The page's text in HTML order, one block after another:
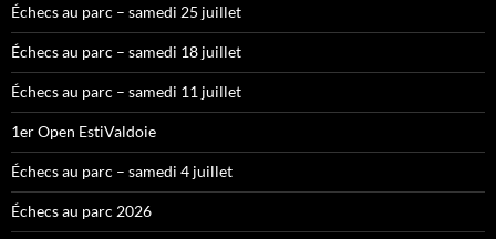
Échecs au parc – samedi 25 juillet
Échecs au parc – samedi 18 juillet
Échecs au parc – samedi 11 juillet
1er Open EstiValdoie
Échecs au parc – samedi 4 juillet
Échecs au parc 2026